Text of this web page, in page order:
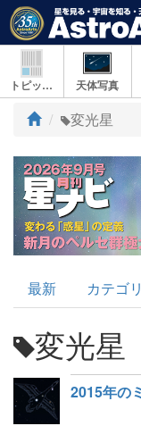
トピックス 天体写真
ト
プ
変光星
Topics
最新 カテゴ
変光星
2015年の